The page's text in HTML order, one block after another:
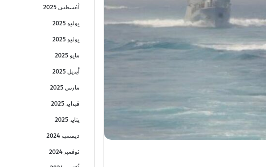
أغسطس 2025
يوليو 2025
يونيو 2025
مايو 2025
أبريل 2025
مارس 2025
فبراير 2025
يناير 2025
ديسمبر 2024
نوفمبر 2024